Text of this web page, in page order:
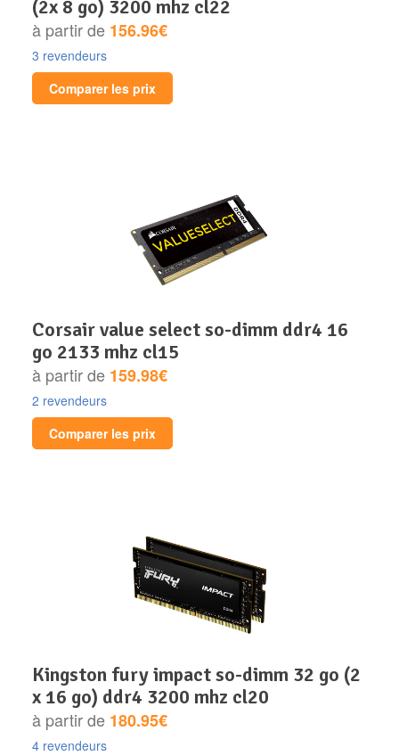
(2x 8 go) 3200 mhz cl22
à partir de 156.96€
3 revendeurs
Comparer les prix
corsair value select so-dimm ddr4 16
go 2133 mhz cl15
à partir de 159.98€
2 revendeurs
Comparer les prix
kingston fury impact so-dimm 32 go (2
x 16 go) ddr4 3200 mhz cl20
à partir de 180.95€
4 revendeurs